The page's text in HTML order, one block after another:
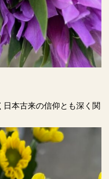
本古来の信仰とも深く関